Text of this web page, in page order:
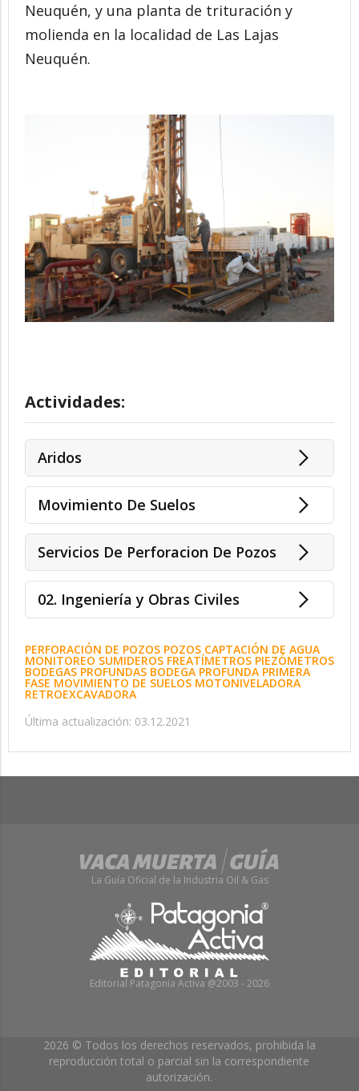
Neuquén, y una planta de trituración y
molienda en la localidad de Las Lajas
Neuquén.
Actividades:
Aridos
Movimiento De Suelos
Servicios De Perforacion De Pozos
02. Ingeniería y Obras Civiles
PERFORACIÓN DE POZOS POZOS CAPTACIÓN DE AGUA
MONITOREO SUMIDEROS FREATÍMETROS PIEZÓMETROS
BODEGAS PROFUNDAS BODEGA PROFUNDA PRIMERA
FASE MOVIMIENTO DE SUELOS MOTONIVELADORA
RETROEXCAVADORA
Última actualización: 03.12.2021
La Guía Oficial de la Industria Oil & Gas
Editorial Patagonia Activa @2003 - 2026
2026 © Todos los derechos reservados, prohibida la
reproducción total o parcial sin la correspondiente
autorización.